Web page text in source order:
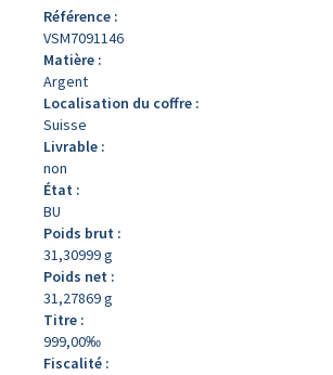
Référence :
VSM7091146
Matière :
Argent
Localisation du coffre :
Suisse
Livrable :
non
État :
BU
Poids brut :
31,30999 g
Poids net :
31,27869 g
Titre :
999,00‰
Fiscalité :